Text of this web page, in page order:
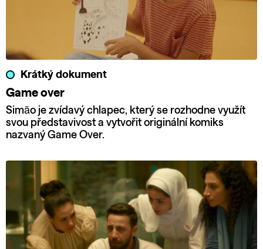
Krátký dokument
Game over
Simão je zvídavý chlapec, který se rozhodne využít
svou představivost a vytvořit originální komiks
nazvaný Game Over.